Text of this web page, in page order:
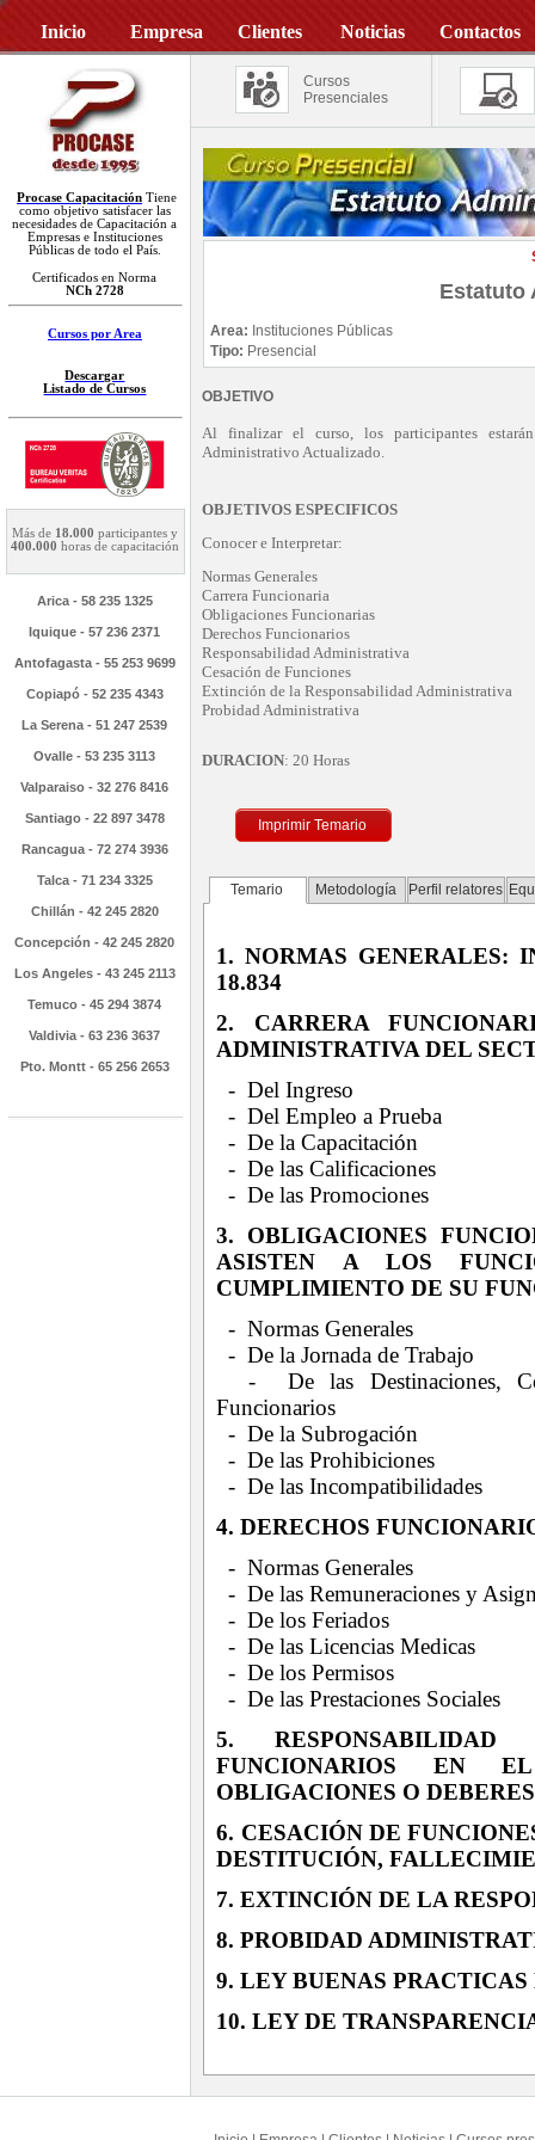
Inicio Empresa Clientes Noticias Contactos
Procase Capacitación Tiene
como objetivo satisfacer las
necesidades de Capacitación a
Empresas e Instituciones
Públicas de todo el País.
Certificados en Norma
NCh 2728
Cursos por Area
Descargar
Listado de Cursos
Más de 18.000 participantes y
400.000 horas de capacitación
Arica - 58 235 1325
Iquique - 57 236 2371
Antofagasta - 55 253 9699
Copiapó - 52 235 4343
La Serena - 51 247 2539
Ovalle - 53 235 3113
Valparaiso - 32 276 8416
Santiago - 22 897 3478
Rancagua - 72 274 3936
Talca - 71 234 3325
Chillán - 42 245 2820
Concepción - 42 245 2820
Los Angeles - 43 245 2113
Temuco - 45 294 3874
Valdivia - 63 236 3637
Pto. Montt - 65 256 2653
Cursos
Presenciales
Estatuto
Area: Instituciones Públicas
Tipo: Presencial
OBJETIVO
Al finalizar el curso, los participantes
Administrativo Actualizado.
OBJETIVOS ESPECIFICOS
Conocer e Interpretar:
Normas Generales
Carrera Funcionaria
Obligaciones Funcionarias
Derechos Funcionarios
Responsabilidad Administrativa
Cesación de Funciones
Extinción de la Responsabilidad Administrativa
Probidad Administrativa
DURACION: 20 Horas
Imprimir Temario
Temario Metodología Perfil relatores
1. NORMAS GENERALES:
18.834
2. CARRERA
ADMINISTRATIVA DEL
- Del Ingreso
- Del Empleo a Prueba
- De la Capacitación
- De las Calificaciones
- De las Promociones
3. OBLIGACIONES
ASISTEN A LOS
CUMPLIMIENTO DE SU
- Normas Generales
- De la Jornada de Trabajo
- De las Destinaciones,
Funcionarios
- De la Subrogación
- De las Prohibiciones
- De las Incompatibilidades
4. DERECHOS
- Normas Generales
- De las Remuneraciones y
- De los Feriados
- De las Licencias Medicas
- De los Permisos
- De las Prestaciones Sociales
5.
FUNCIONARIOS EN
OBLIGACIONES O DEBERES
6. CESACIÓN DE
DESTITUCIÓN,
7. EXTINCIÓN DE LA
8. PROBIDAD
9. LEY BUENAS
10. LEY DE